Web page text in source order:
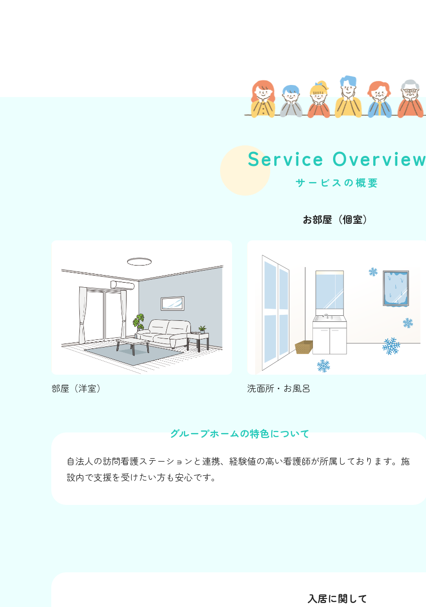
Service Overview
サービスの概要
お部屋（個室）
部屋（洋室） 洗面所・お風呂
グループホームの特色について
自法人の訪問看護ステーションと連携、経験値の高い看護師が所属しております。施
設内で支援を受けたい方も安心です。
入居に関して